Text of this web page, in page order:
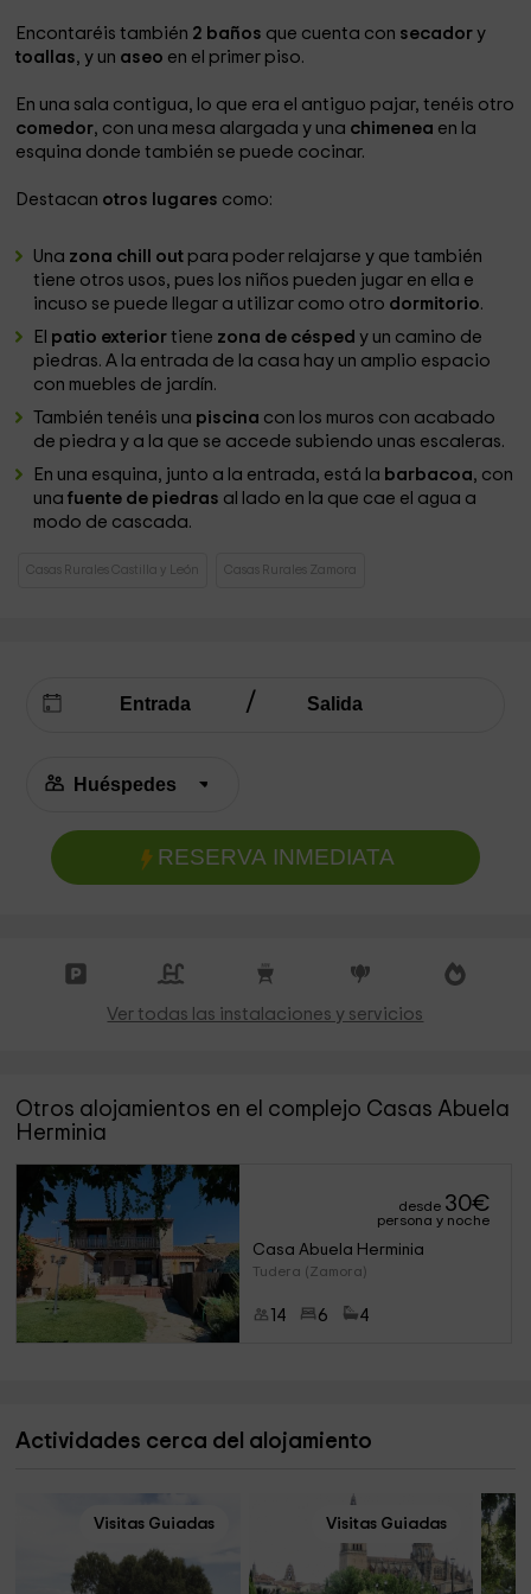
Encontaréis también 2 baños que cuenta con secadory
toallas, y un aseo en el primer piso.
En una sala contigua, lo que era el antiguo pajar, tenéis otro
comedor, con una mesa alargada y una chimenea en la
esquina donde también se puede cocinar.
Destacan otros lugares como:
Una zona chill out para poder relajarse y que también
tiene otros usos, pues los niños pueden jugar en ella e
incuso se puede llegar a utilizar como otro dormitorio.
El patio exterior tiene zona de césped y un camino de
piedras. A la entrada de la casa hay un amplio espacio
con muebles de jardín.
También tenéis una piscina con los muros con acabado
de piedra y a la que se accede subiendo unas escaleras.
En una esquina, junto a la entrada, está la barbacoa, con
una fuente de piedras al lado en la que cae el agua a
modo de cascada.
Casas Rurales Castilla y León Casas Rurales Zamora
RESERVA INMEDIATA
Ver todas las instalaciones y servicios
Otros alojamientos en el complejo Casas Abuela
Herminia
desde 30€
persona y noche
Casa Abuela Herminia
Tudera (Zamora)
14 6 4
Actividades cerca del alojamiento
Visitas Guiadas Visitas Guiadas